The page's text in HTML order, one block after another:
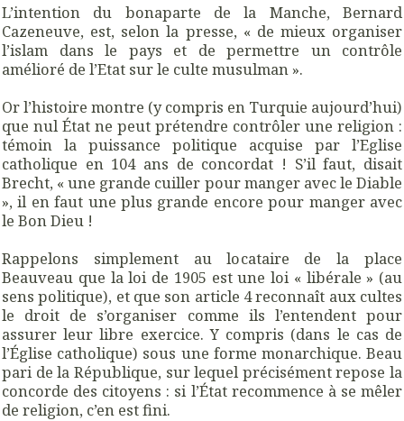
L’intention du bonaparte de la Manche, Bernard
Cazeneuve, est, selon la presse, « de mieux organiser
l’islam dans le pays et de permettre un contrôle
amélioré de l’Etat sur le culte musulman ».
Or l’histoire montre (y compris en Turquie aujourd’hui)
que nul État ne peut prétendre contrôler une religion :
témoin la puissance politique acquise par l’Eglise
catholique en 104 ans de concordat ! S’il faut, disait
Brecht, « une grande cuiller pour manger avec le Diable
», il en faut une plus grande encore pour manger avec
le Bon Dieu !
Rappelons simplement au locataire de la place
Beauveau que la loi de 1905 est une loi « libérale » (au
sens politique), et que son article 4 reconnaît aux cultes
le droit de s’organiser comme ils l’entendent pour
assurer leur libre exercice. Y compris (dans le cas de
l’Église catholique) sous une forme monarchique. Beau
pari de la République, sur lequel précisément repose la
concorde des citoyens : si l’État recommence à se mêler
de religion, c’en est fini.